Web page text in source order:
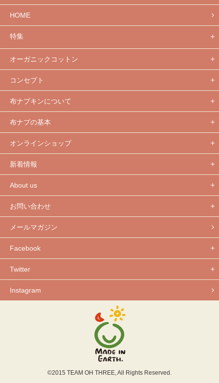
HOME
特集
オーガニックコットン
コンセプト
布ナプキンについて
布ナプの基本
オンラインショップ
新着情報
About us
お問い合わせ
メールマガジン
Facebook
Twitter
Instagram
©2015 TEAM OH THREE, All Rights Reserved.